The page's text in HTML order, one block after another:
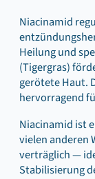
Niacinamid
Heilung und
(Tigergras)
gerötete Haut.
hervorragend
Niacinamid ist
vielen anderen
verträglich —
Stabilisierung